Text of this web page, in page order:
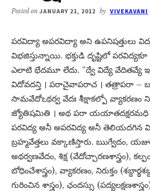
Posted onJANUARY 21, 2012 by VIVEKAVANI
పరవిద్యా అపరవిద్యా అని ఉపనిషత్తులు
విభజిస్తున్నాయి. భక్తుడి దృష్టిలో
ఎలాటి భేదమూ లేదు. “ద్వే విద్యే వేదితవ్యే
విదోవదన్తి । పరాచైవాపరాచ । తత్రాపరా –
సామవేదోఽథర్వ వేదః శీక్షాకల్పో వ్యాకరణం
జ్యోతిషమితి । అథ పరా యయాతదక్షరమధి
పరవిద్య అనీ అపరవిద్య అనీ తెలియదగిన
బ్రహ్మవేత్తలు వక్కాణిస్తారు. ఋగ్వేదం,
అథర్వణవేదం, శిక్ష (వేదోచ్చారణశాస్త్రం),
బోధించేశాస్త్రం), వ్యాకరణం, నిరుక్తం
గురించిన శాస్త్రం), ఛందస్సు